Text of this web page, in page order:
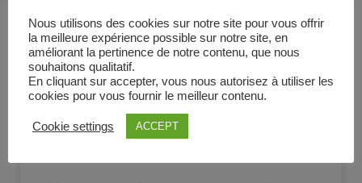
Yoga chez soi : 6 idées pour
aménager son espace yoga
Nous utilisons des cookies sur notre site pour vous offrir
la meilleure expérience possible sur notre site, en
améliorant la pertinence de notre contenu, que nous
souhaitons qualitatif.
En cliquant sur accepter, vous nous autorisez à utiliser les
cookies pour vous fournir le meilleur contenu.
Cookie settings ACCEPT